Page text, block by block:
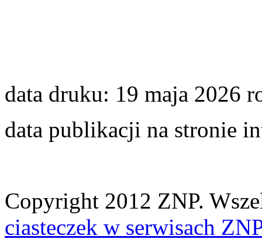
data druku: 19 maja 2026
data publikacji na stronie
Copyright 2012 ZNP.
ciasteczek w serwisach